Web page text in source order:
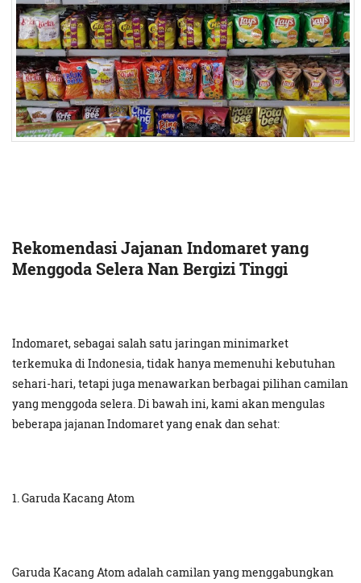
Rekomendasi Jajanan Indomaret yang
Menggoda Selera Nan Bergizi Tinggi
Indomaret, sebagai salah satu jaringan minimarket
terkemuka di Indonesia, tidak hanya memenuhi kebutuhan
sehari-hari, tetapi juga menawarkan berbagai pilihan camilan
yang menggoda selera. Di bawah ini, kami akan mengulas
beberapa jajanan Indomaret yang enak dan sehat:
1. Garuda Kacang Atom
Garuda Kacang Atom adalah camilan yang menggabungkan